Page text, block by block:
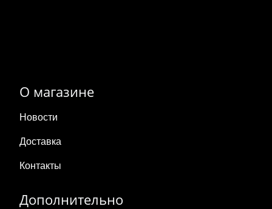
О магазине
Новости
Доставка
Контакты
Дополнительно